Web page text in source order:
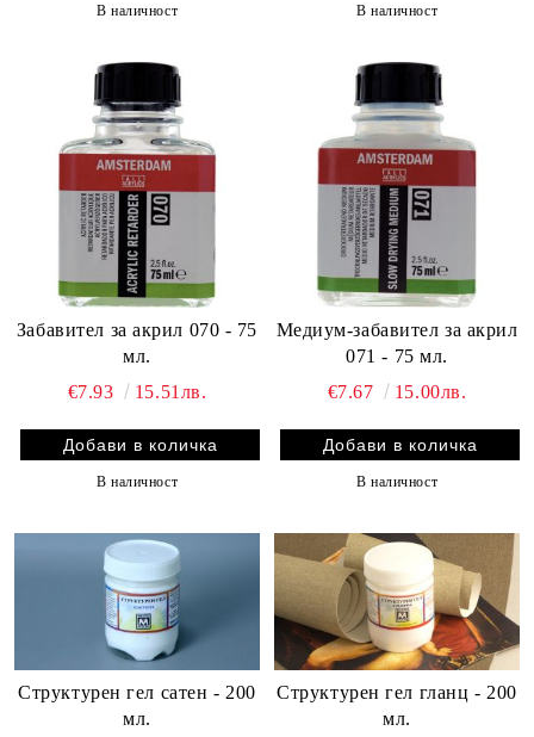
В наличност В наличност
Забавител за акрил 070 - 75
мл.
€7.93
15.51лв.
В наличност
Медиум-забавител за акрил
071 - 75 мл.
€7.67
15.00лв.
В наличност
Структурен гел сатен - 200
мл.
Структурен гел гланц - 200
мл.